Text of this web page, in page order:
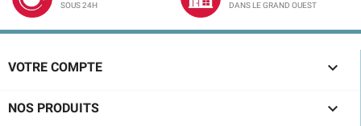
SOUS 24H
DANS LE GRAND OUEST
VOTRE COMPTE 
NOS PRODUITS 